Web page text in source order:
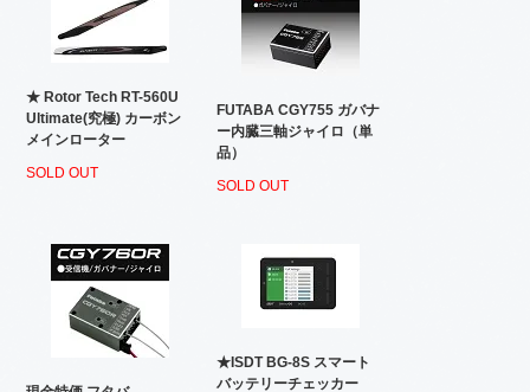
★ Rotor Tech RT-560U
Ultimate(究極) カーボン
メインローター
SOLD OUT
FUTABA CGY755 ガバナ
ー内臓三軸ジャイロ（単
品）
SOLD OUT
★ISDT BG-8S スマート
バッテリーチェッカー